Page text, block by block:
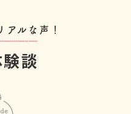
アルな声！
談